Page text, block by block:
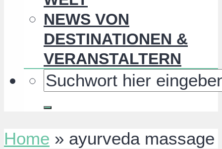
NEWS VON
DESTINATIONEN &
VERANSTALTERN
Home » ayurveda massage